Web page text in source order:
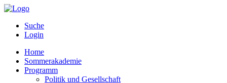
Suche
Login
Home
Sommerakademie
Programm
Politik und Gesellschaft